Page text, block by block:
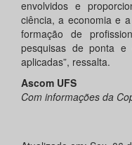
envolvidos e
ciência, a economia e
formação de
pesquisas de ponta e
aplicadas”, ressalta.
Ascom UFS
Com informações da